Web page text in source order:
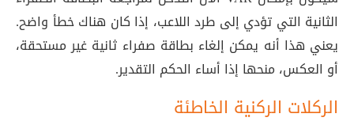
الثانية التي تؤدي إلى طرد اللاعب، إذا كان هناك خطأ واضح.
يعني هذا أنه يمكن إلغاء بطاقة صفراء ثانية غير مستحقة،
أو العكس، منحها إذا أساء الحكم التقدير.
الركلات الركنية الخاطئة